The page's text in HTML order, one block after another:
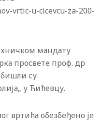
vrtic-u-cicevcu-za-200-
мандату
просвете проф. др
су
у Ћићевцу.
вртића обезбеђено је